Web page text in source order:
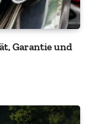
Garantie und